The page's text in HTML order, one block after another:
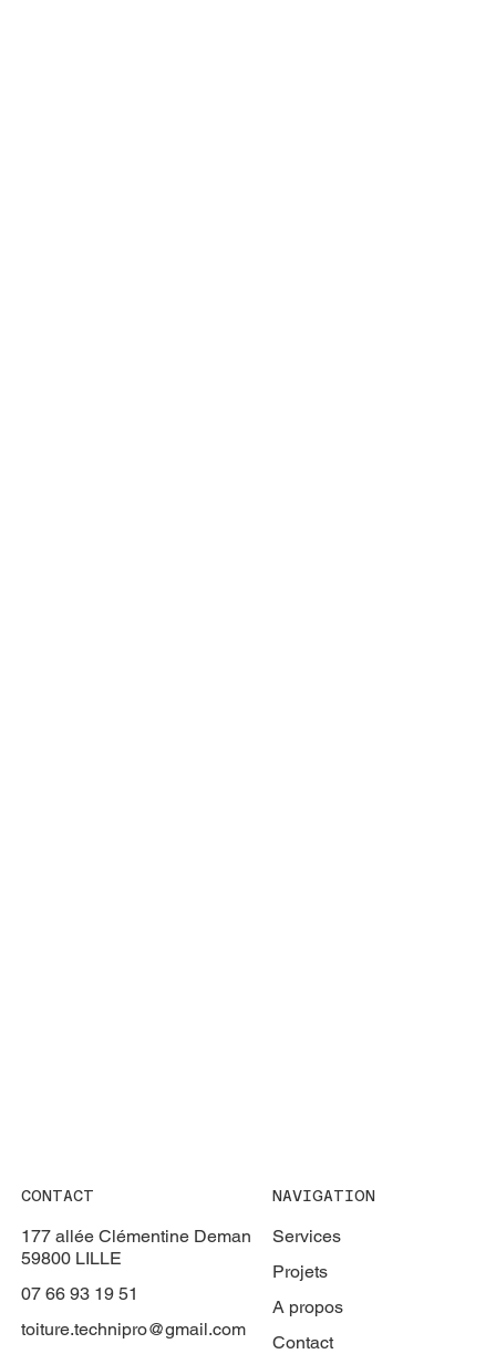
CONTACT
177 allée Clémentine Deman
59800 LILLE
07 66 93 19 51
toiture.technipro@gmail.com
NAVIGATION
Services
Projets
A propos
Contact